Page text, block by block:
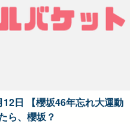
12日 【櫻坂46年忘れ大運動
ら、櫻坂？